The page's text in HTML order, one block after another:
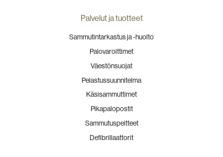
Palvelut ja tuotteet
Sammutintarkastus ja -huolto
Palovaroittimet
Väestönsuojat
Pelastussuunnitelma
Käsisammuttimet
Pikapalopostit
Sammutuspeitteet
Defibrillaattorit